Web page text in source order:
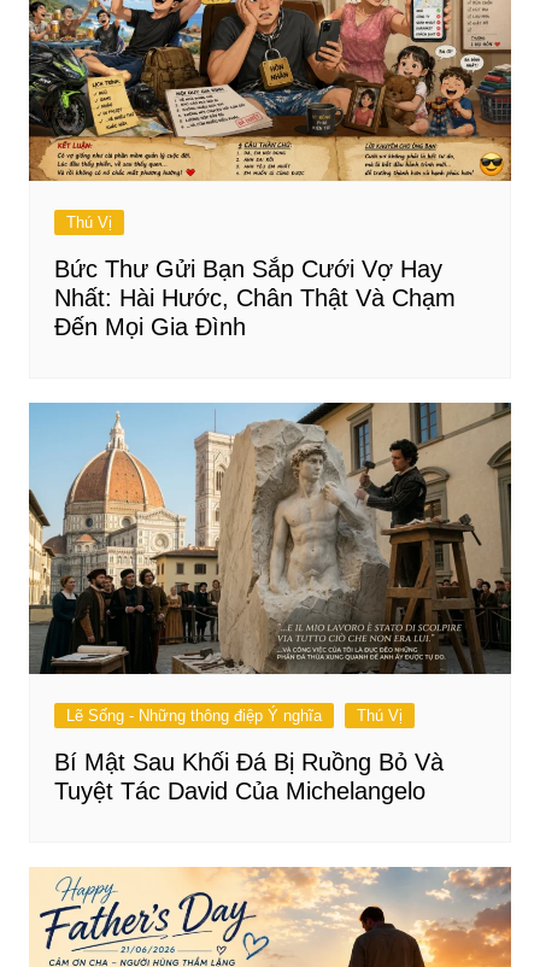
Thú Vị
Bức Thư Gửi Bạn Sắp Cưới Vợ Hay
Nhất: Hài Hước, Chân Thật Và Chạm
Đến Mọi Gia Đình
Lẽ Sống - Những thông điệp Ý nghĩa Thú Vị
Bí Mật Sau Khối Đá Bị Ruồng Bỏ Và
Tuyệt Tác David Của Michelangelo